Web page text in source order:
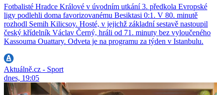
Fotbalisté Hradce Králové v úvodním utkání 3. předkola Evropské
ligy podlehli doma favorizovanému Besiktasi 0:1. V 80. minutě
rozhodl Semih Kilicsoy. Hosté, v jejichž základní sestavě nastoupil
český křídelník Václav Černý, hráli od 71. minuty bez vyloučeného
Kassouma Ouattary. Odveta je na programu za týden v Istanbulu.
Aktuálně.cz - Sport
dnes, 19:05